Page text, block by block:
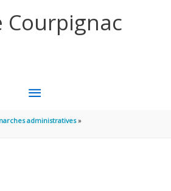
Courpignac
MENU
PRINCIPAL
administratives